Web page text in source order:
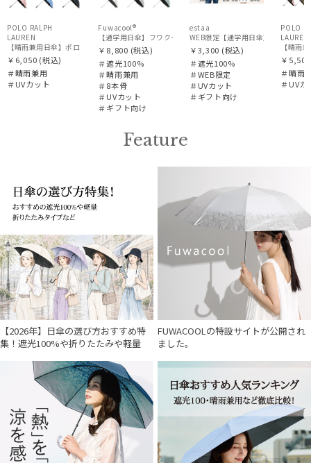
POLO RALPH
LAUREN
【晴雨兼用日傘】ポロ ラルフ ローレン (POLO RALPH LAUREN) フリルロゴ 通学用子供傘
￥6,050 (税込)
＃晴雨兼用
＃UVカット
Fuwacool®
【通学用日傘】フワクール®（Fuwacool®） 遮光100 UV100
￥8,800 (税込)
＃遮光100%
＃晴雨兼用
＃8本骨
＃UVカット
＃ギフト向け
estaa
WEB限定【通学用日傘】キッズ日
￥3,300 (税込)
＃遮光100%
＃WEB限定
＃UVカット
＃ギフト向け
POLO
LAUREN
【晴雨
￥5,500
＃晴雨
＃UVカ
Feature
【2026年】日傘の選び方おすすめ特
集！遮光100%や折りたたみや軽量
FUWACOOLの特設サイトが公開され
ました。